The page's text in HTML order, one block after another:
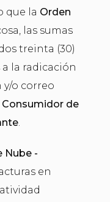
que la Orden
las sumas
treinta (30)
la radicación
y/o correo
Consumidor de
.
Nube -
en